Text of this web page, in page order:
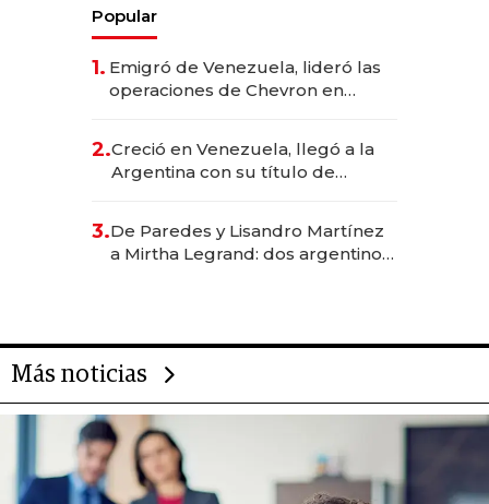
Popular
1. Emigró de Venezuela, lideró las
operaciones de Chevron en
2.Creció en Venezuela, llegó a la
Argentina con su título de
las marcas "fast premium"
3.De Paredes y Lisandro Martínez
a Mirtha Legrand: dos argentinos
Más noticias